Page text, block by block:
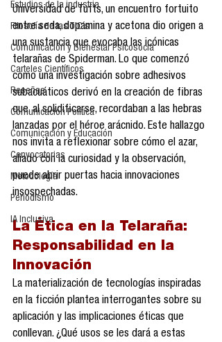
Estudios de la industria
Filosofía de las TIC´s
Comunicación y Bienestar Psicosocia
Carteles Científicos
Reseñas
Comunicación Política
Comunicación y Educación
Convocatorias
Metodología
Periodismo
IA Inclusiva
Universidad de Tufts, un encuentro fortuito
entre seda, dopamina y acetona dio origen a
una sustancia que evocaba las icónicas
telarañas de Spiderman. Lo que comenzó
como una investigación sobre adhesivos
subacuáticos derivó en la creación de fibras
que, al solidificarse, recordaban a las hebras
lanzadas por el héroe arácnido. Este hallazgo
nos invita a reflexionar sobre cómo el azar,
aliado con la curiosidad y la observación,
puede abrir puertas hacia innovaciones
insospechadas.
La Ética en la Telaraña:
Responsabilidad en la
Innovación
La materialización de tecnologías inspiradas
en la ficción plantea interrogantes sobre su
aplicación y las implicaciones éticas que
conllevan. ¿Qué usos se les dará a estas